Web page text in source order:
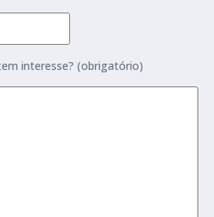
interesse? (obrigatório)